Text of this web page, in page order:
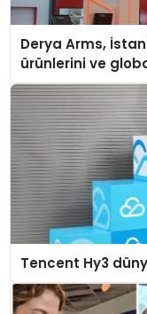
Derya Arms,
ürünlerini ve
Tencent Hy3